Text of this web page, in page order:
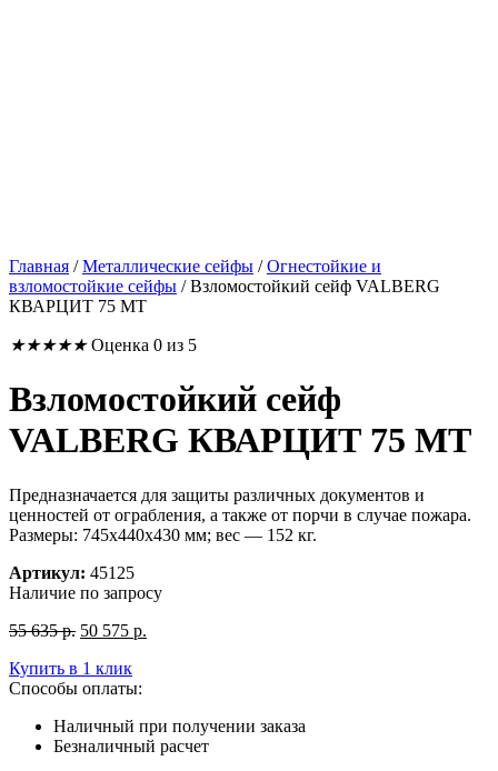
Главная /Металлические сейфы /Огнестойкие и
взломостойкие сейфы /Взломостойкий сейф VALBERG
КВАРЦИТ 75 МТ
★★★★★ Оценка 0 из 5
Взломостойкий сейф
VALBERG КВАРЦИТ 75 МТ
Предназначается для защиты различных документов и
ценностей от ограбления, а также от порчи в случае пожара.
Размеры: 745x440x430 мм; вес — 152 кг.
Артикул: 45125
Наличие по запросу
55 635р. Первоначальная
составляла
55
р..
50 575 р.
Купить в 1 клик
Способы оплаты:
Наличный при получении заказа
Безналичный расчет